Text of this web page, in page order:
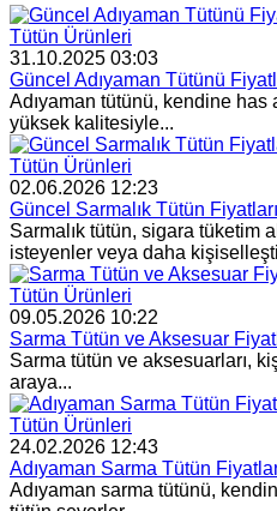
Tütün Ürünleri
31.10.2025 03:03
Güncel Adıyaman Tütünü
Adıyaman tütünü, kendine has
yüksek kalitesiyle...
Tütün Ürünleri
02.06.2026 12:23
Güncel Sarmalık Tütün
Sarmalık tütün, sigara tüketim
isteyenler veya daha
Tütün Ürünleri
09.05.2026 10:22
Sarma Tütün ve Aksesuar
Sarma tütün ve aksesuarları,
araya...
Tütün Ürünleri
24.02.2026 12:43
Adıyaman Sarma Tütün
Adıyaman sarma tütünü,